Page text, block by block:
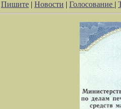
Пишите | Новости | Голосование |